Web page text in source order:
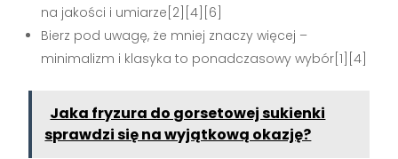
na jakości i umiarze[2][4][6]
Bierz pod uwagę, że mniej znaczy więcej –
minimalizm i klasyka to ponadczasowy wybór[1][4]
Jaka fryzura do gorsetowej sukienki
sprawdzi się na wyjątkową okazję?